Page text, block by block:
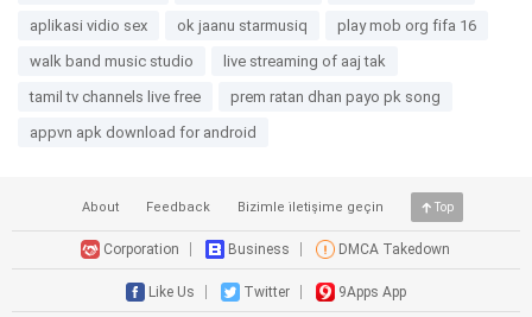
aplikasi vidio sex
ok jaanu starmusiq
play mob org fifa 16
walk band music studio
live streaming of aaj tak
tamil tv channels live free
prem ratan dhan payo pk song
appvn apk download for android
About Feedback Bizimle i̇letişime geçin Top
Corporation Business DMCA Takedown
Like Us Twitter 9Apps App